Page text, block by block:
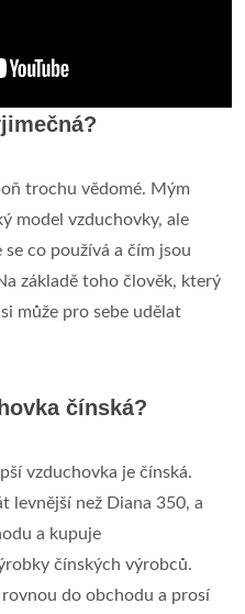
trochu vědomé. Mým
model vzduchovky, ale
co používá a čím jsou
základě toho člověk, který
může pro sebe udělat
čínská?
vzduchovka je čínská.
levnější než Diana 350, a
a kupuje
čínských výrobců.
do obchodu a prosí